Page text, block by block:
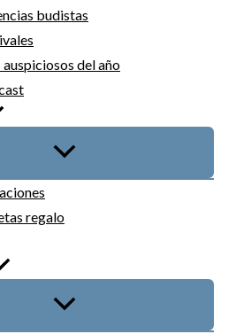
budistas
auspiciosos del año
regalo